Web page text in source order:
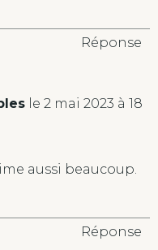
Réponse
le 2 mai 2023 à 18
aussi beaucoup.
Réponse